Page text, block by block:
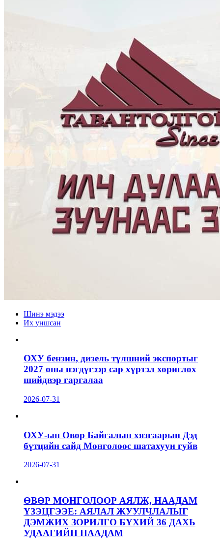
Шинэ мэдээ
Их уншсан
ОХУ бензин, дизель түлшний экспортыг
2027 оны нэгдүгээр сар хүртэл хориглох
шийдвэр гаргалаа
2026-07-31
ОХУ-ын Өвөр Байгалын хязгаарын Дэд
бүтцийн сайд Монголоос шатахуун гуйв
2026-07-31
ӨВӨР МОНГОЛООР АЯЛЖ, НААДАМ
ҮЗЭЦГЭЭЕ: АЯЛАЛ ЖУУЛЧЛАЛЫГ
ДЭМЖИХ ЗОРИЛГО БҮХИЙ 36 ДАХЬ
УДААГИЙН НААДАМ